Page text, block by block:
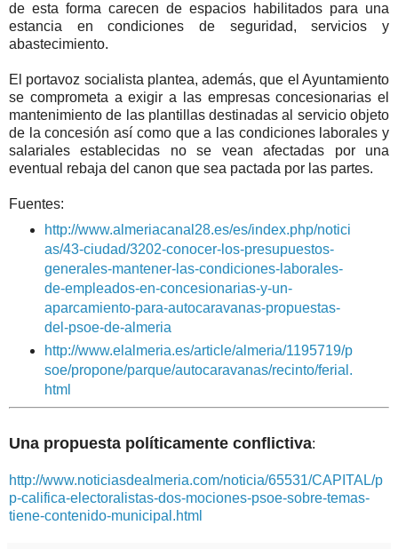
de esta forma carecen de espacios habilitados para una
estancia en condiciones de seguridad, servicios y
abastecimiento.
El portavoz socialista plantea, además, que el Ayuntamiento
se comprometa a exigir a las empresas concesionarias el
mantenimiento de las plantillas destinadas al servicio objeto
de la concesión así como que a las condiciones laborales y
salariales establecidas no se vean afectadas por una
eventual rebaja del canon que sea pactada por las partes.
Fuentes:
http://www.almeriacanal28.es/es/index.php/notici
as/43-ciudad/3202-conocer-los-presupuestos-
generales-mantener-las-condiciones-laborales-
de-empleados-en-concesionarias-y-un-
aparcamiento-para-autocaravanas-propuestas-
del-psoe-de-almeria
http://www.elalmeria.es/article/almeria/1195719/p
soe/propone/parque/autocaravanas/recinto/ferial.
html
Una propuesta políticamente conflictiva:
http://www.noticiasdealmeria.com/noticia/65531/CAPITAL/p
p-califica-electoralistas-dos-mociones-psoe-sobre-temas-
tiene-contenido-municipal.html